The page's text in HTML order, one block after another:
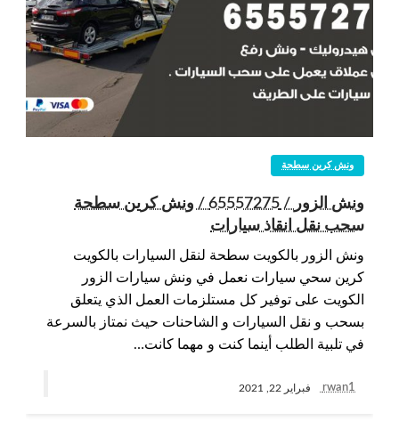
ونش كرين سطحة
ونش الزور / 65557275 / ونش كرين سطحة
سحب نقل انقاذ سيارات
ونش الزور بالكويت سطحة لنقل السيارات بالكويت
كرين سحي سيارات نعمل في ونش سيارات الزور
الكويت على توفير كل مستلزمات العمل الذي يتعلق
بسحب و نقل السيارات و الشاحنات حيث نمتاز بالسرعة
في تلبية الطلب أينما كنت و مهما كانت…
rwan1 فبراير 22, 2021